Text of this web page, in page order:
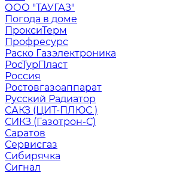
ООО "ТАУГАЗ"
Погода в доме
ПроксиТерм
Профресурс
Раско Газэлектроника
РосТурПласт
Россия
Ростовгазоаппарат
Русский Радиатор
САКЗ (ЦИТ-ПЛЮС )
СИКЗ (Газотрон-С)
Саратов
Сервисгаз
Сибирячка
Сигнал